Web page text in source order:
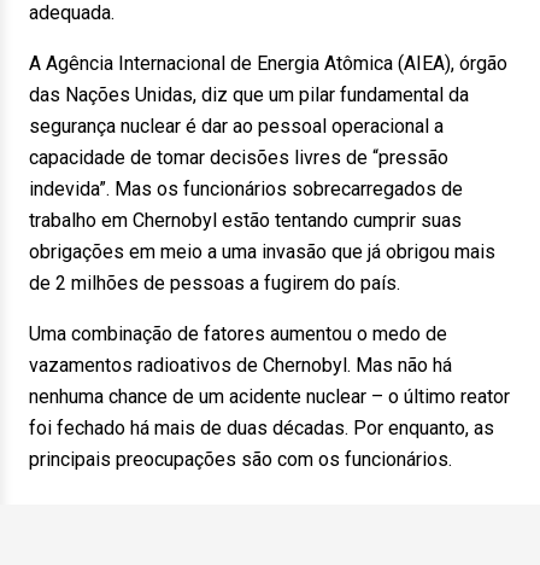
adequada.
A Agência Internacional de Energia Atômica (AIEA), órgão
das Nações Unidas, diz que um pilar fundamental da
segurança nuclear é dar ao pessoal operacional a
capacidade de tomar decisões livres de “pressão
indevida”. Mas os funcionários sobrecarregados de
trabalho em Chernobyl estão tentando cumprir suas
obrigações em meio a uma invasão que já obrigou mais
de 2 milhões de pessoas a fugirem do país.
Uma combinação de fatores aumentou o medo de
vazamentos radioativos de Chernobyl. Mas não há
nenhuma chance de um acidente nuclear – o último reator
foi fechado há mais de duas décadas. Por enquanto, as
principais preocupações são com os funcionários.